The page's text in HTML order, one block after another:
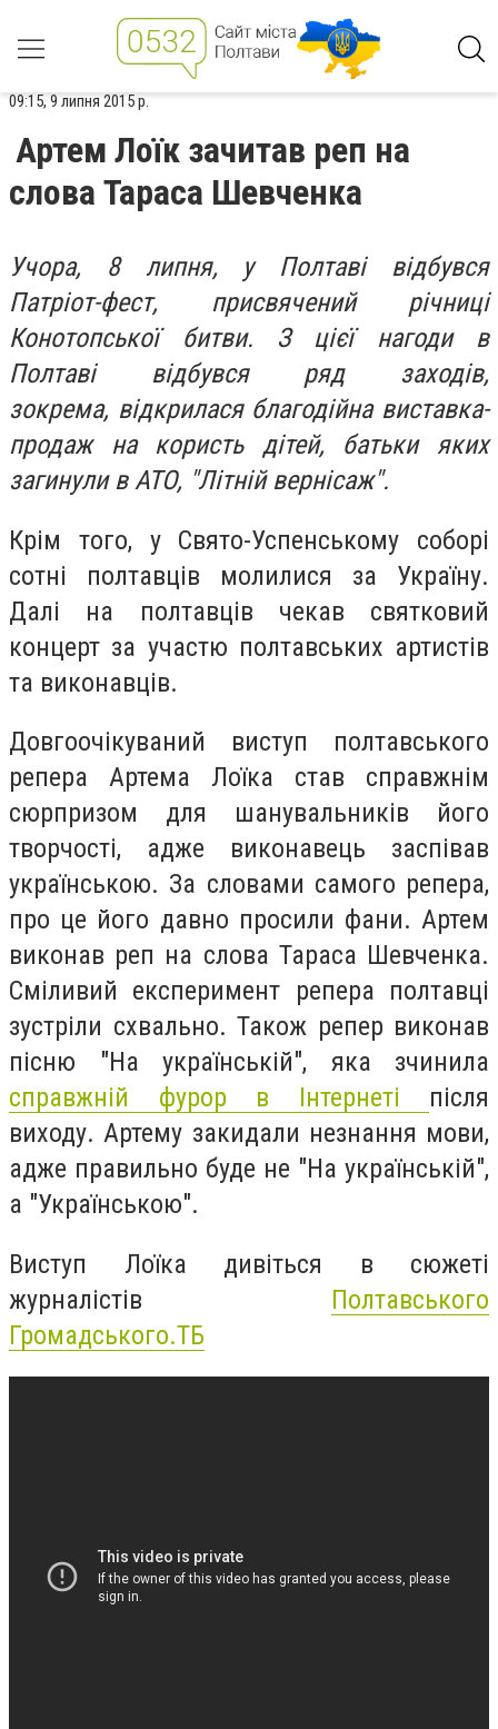
09:15, 9 липня 2015 р.
Артем Лоїк зачитав реп на
слова Тараса Шевченка
Учора, 8 липня, у Полтаві відбувся
Патріот-фест, присвячений річниці
Конотопської битви. З цієї нагоди в
Полтаві відбувся ряд заходів,
зокрема, відкрилася благодійна виставка-
продаж на користь дітей, батьки яких
загинули в АТО, "Літній вернісаж".
Крім того, у Свято-Успенському соборі
сотні полтавців молилися за Україну.
Далі на полтавців чекав святковий
концерт за участю полтавських артистів
та виконавців.
Довгоочікуваний виступ полтавського
репера Артема Лоїка став справжнім
сюрпризом для шанувальників його
творчості, адже виконавець заспівав
українською. За словами самого репера,
про це його давно просили фани. Артем
виконав реп на слова Тараса Шевченка.
Сміливий експеримент репера полтавці
зустріли схвально. Також репер виконав
пісню "На українській", яка зчинила
справжній фурор в Інтернеті після
виходу. Артему закидали незнання мови,
адже правильно буде не "На українській",
а "Українською".
Виступ Лоїка дивіться в сюжеті
журналістів Полтавського
Громадського.ТБ